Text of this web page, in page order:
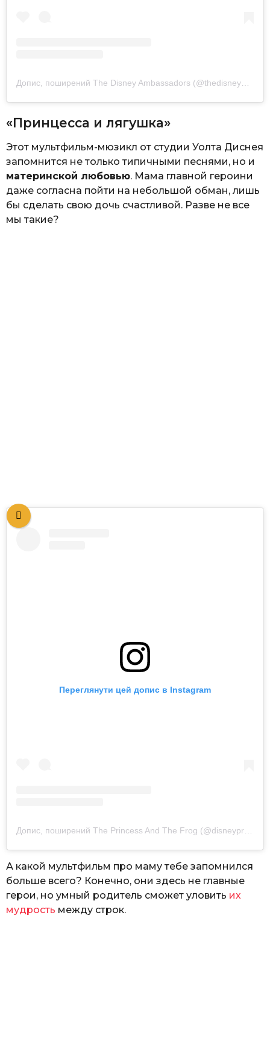
«Принцесса и лягушка»
Этот мультфильм-мюзикл от студии Уолта Диснея
запомнится не только типичными песнями, но и
материнской любовью. Мама главной героини
даже согласна пойти на небольшой обман, лишь
бы сделать свою дочь счастливой. Разве не все
мы такие?
Переглянути цей допис в Instagram
А какой мультфильм про маму тебе запомнился
больше всего? Конечно, они здесь не главные
герои, но умный родитель сможет уловить их
мудрость между строк.